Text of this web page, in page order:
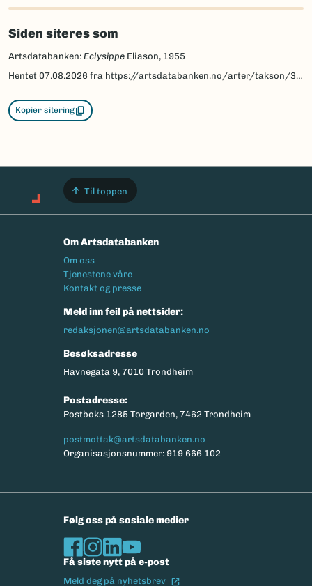
Siden siteres som
Artsdatabanken: Eclysippe Eliason, 1955
Hentet 07.08.2026 fra https://artsdatabanken.no/arter/takson/34179
Kopier sitering
Til toppen
Om Artsdatabanken
Footermeny
Om oss
Tjenestene våre
Kontakt og presse
Meld inn feil på nettsider:
redaksjonen@artsdatabanken.no
Besøksadresse
Havnegata 9, 7010 Trondheim
Postadresse:
Postboks 1285 Torgarden, 7462 Trondheim
postmottak@artsdatabanken.no
Organisasjonsnummer: 919 666 102
Følg oss på sosiale medier
Få siste nytt på e-post
Meld deg på nyhetsbrev